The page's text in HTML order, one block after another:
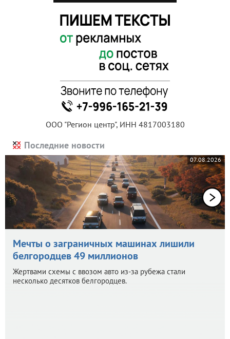
ООО "Регион центр", ИНН 4817003180
Последние новости
07.08.2026
Мечты о заграничных машинах лишили
белгородцев 49 миллионов
Жертвами схемы с ввозом авто из-за рубежа стали
несколько десятков белгородцев.